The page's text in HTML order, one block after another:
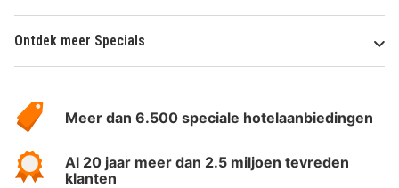
Ontdek meer Specials
HotelSpecials
Meer dan 6.500 speciale hotelaanbiedingen
Al 20 jaar meer dan 2.5 miljoen tevreden
klanten